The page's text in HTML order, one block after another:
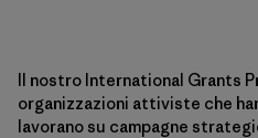
Il nostro International Grants
organizzazioni attiviste che
lavorano su campagne